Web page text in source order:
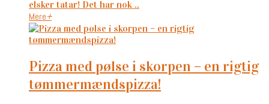
elsker tatar! Det har nok ..
Mere+
pizza med pølse i skorpen – en rigtig
tømmermændspizza!